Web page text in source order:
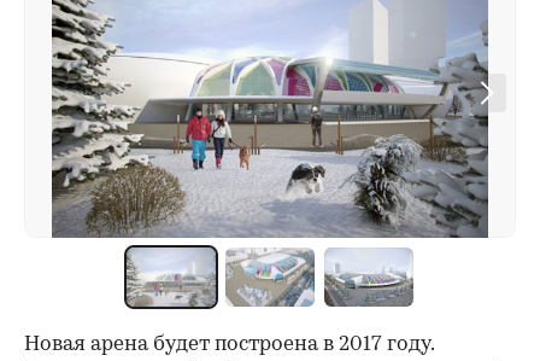
Новая арена будет построена в 2017 году.